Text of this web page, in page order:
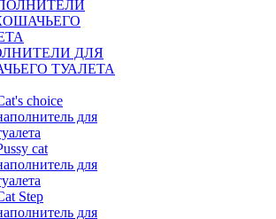
ДЛЯ
ТУАЛЕТА
choice
для
cat
для
Step
для